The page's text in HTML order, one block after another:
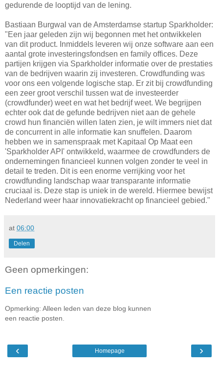
gedurende de looptijd van de lening.
Bastiaan Burgwal van de Amsterdamse startup Sparkholder:
"Een jaar geleden zijn wij begonnen met het ontwikkelen
van dit product. Inmiddels leveren wij onze software aan een
aantal grote investeringsfondsen en family offices. Deze
partijen krijgen via Sparkholder informatie over de prestaties
van de bedrijven waarin zij investeren. Crowdfunding was
voor ons een volgende logische stap. Er zit bij crowdfunding
een zeer groot verschil tussen wat de investeerder
(crowdfunder) weet en wat het bedrijf weet. We begrijpen
echter ook dat de gefunde bedrijven niet aan de gehele
crowd hun financiën willen laten zien, je wilt immers niet dat
de concurrent in alle informatie kan snuffelen. Daarom
hebben we in samenspraak met Kapitaal Op Maat een
'Sparkholder API' ontwikkeld, waarmee de crowdfunders de
ondernemingen financieel kunnen volgen zonder te veel in
detail te treden. Dit is een enorme verrijking voor het
crowdfunding landschap waar transparante informatie
cruciaal is. Deze stap is uniek in de wereld. Hiermee bewijst
Nederland weer haar innovatiekracht op financieel gebied."
at 06:00
Delen
Geen opmerkingen:
Een reactie posten
Opmerking: Alleen leden van deze blog kunnen
een reactie posten.
‹ ›
Homepage